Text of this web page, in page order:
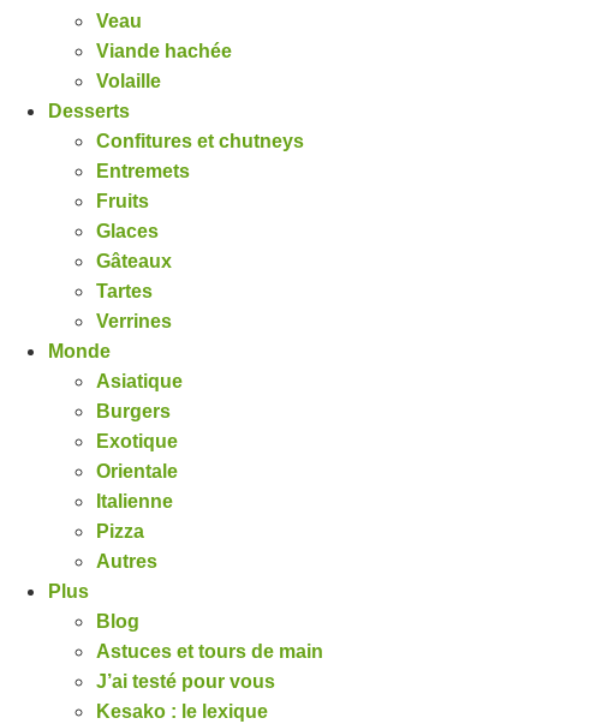
Veau
Viande hachée
Volaille
Desserts
Confitures et chutneys
Entremets
Fruits
Glaces
Gâteaux
Tartes
Verrines
Monde
Asiatique
Burgers
Exotique
Orientale
Italienne
Pizza
Autres
Plus
Blog
Astuces et tours de main
J’ai testé pour vous
Kesako : le lexique